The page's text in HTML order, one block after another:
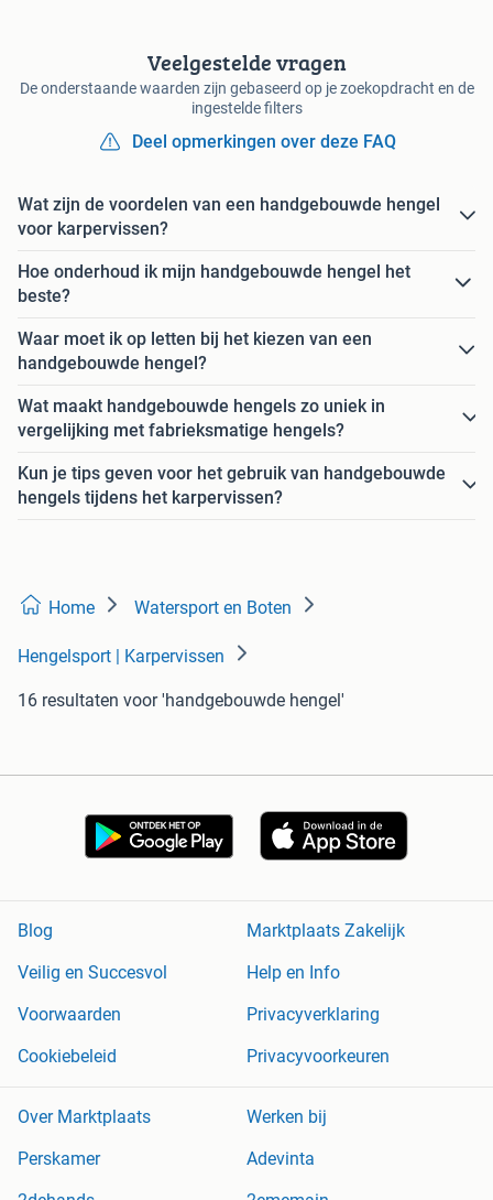
Veelgestelde vragen
De onderstaande waarden zijn gebaseerd op je zoekopdracht en de
ingestelde filters
Deel opmerkingen over deze FAQ
Wat zijn de voordelen van een handgebouwde hengel
voor karpervissen?
Hoe onderhoud ik mijn handgebouwde hengel het
beste?
Waar moet ik op letten bij het kiezen van een
handgebouwde hengel?
Wat maakt handgebouwde hengels zo uniek in
vergelijking met fabrieksmatige hengels?
Kun je tips geven voor het gebruik van handgebouwde
hengels tijdens het karpervissen?
Home Watersport en Boten
Hengelsport | Karpervissen
16 resultaten voor 'handgebouwde hengel'
Blog
Marktplaats Zakelijk
Veilig en Succesvol
Help en Info
Voorwaarden
Privacyverklaring
Cookiebeleid
Privacyvoorkeuren
Over Marktplaats
Werken bij
Perskamer
Adevinta